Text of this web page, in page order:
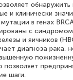
обнаружить
и клинически
в генах
с синдромом
и яичников
диагноза рака,
позволяет
шаги.